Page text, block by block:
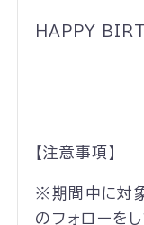
HAPPY
【注意事項】
※期間中に対
のフォローを